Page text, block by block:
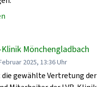
Mönchengladbach
2025, 13:36 Uhr
gewählte Vertretung der